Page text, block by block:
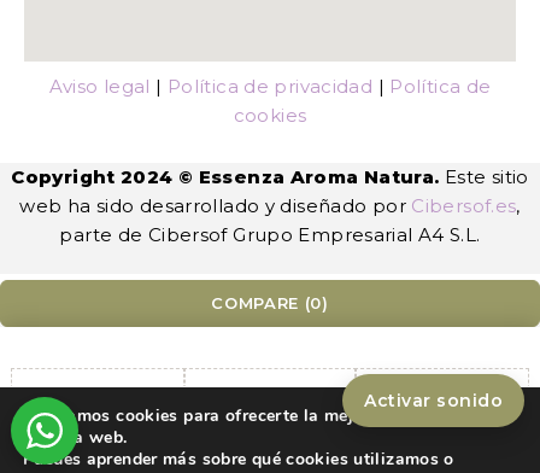
Aviso legal | Política de privacidad | Política de
cookies
Copyright 2024 © Essenza Aroma Natura. Este sitio
web ha sido desarrollado y diseñado por Cibersof.es,
parte de Cibersof Grupo Empresarial A4 S.L.
Utilizamos cookies para ofrecerte la mejor experiencia en
nuestra web.
Puedes aprender más sobre qué cookies utilizamos o
Activar sonido
COMPARE (0)
Remove all products